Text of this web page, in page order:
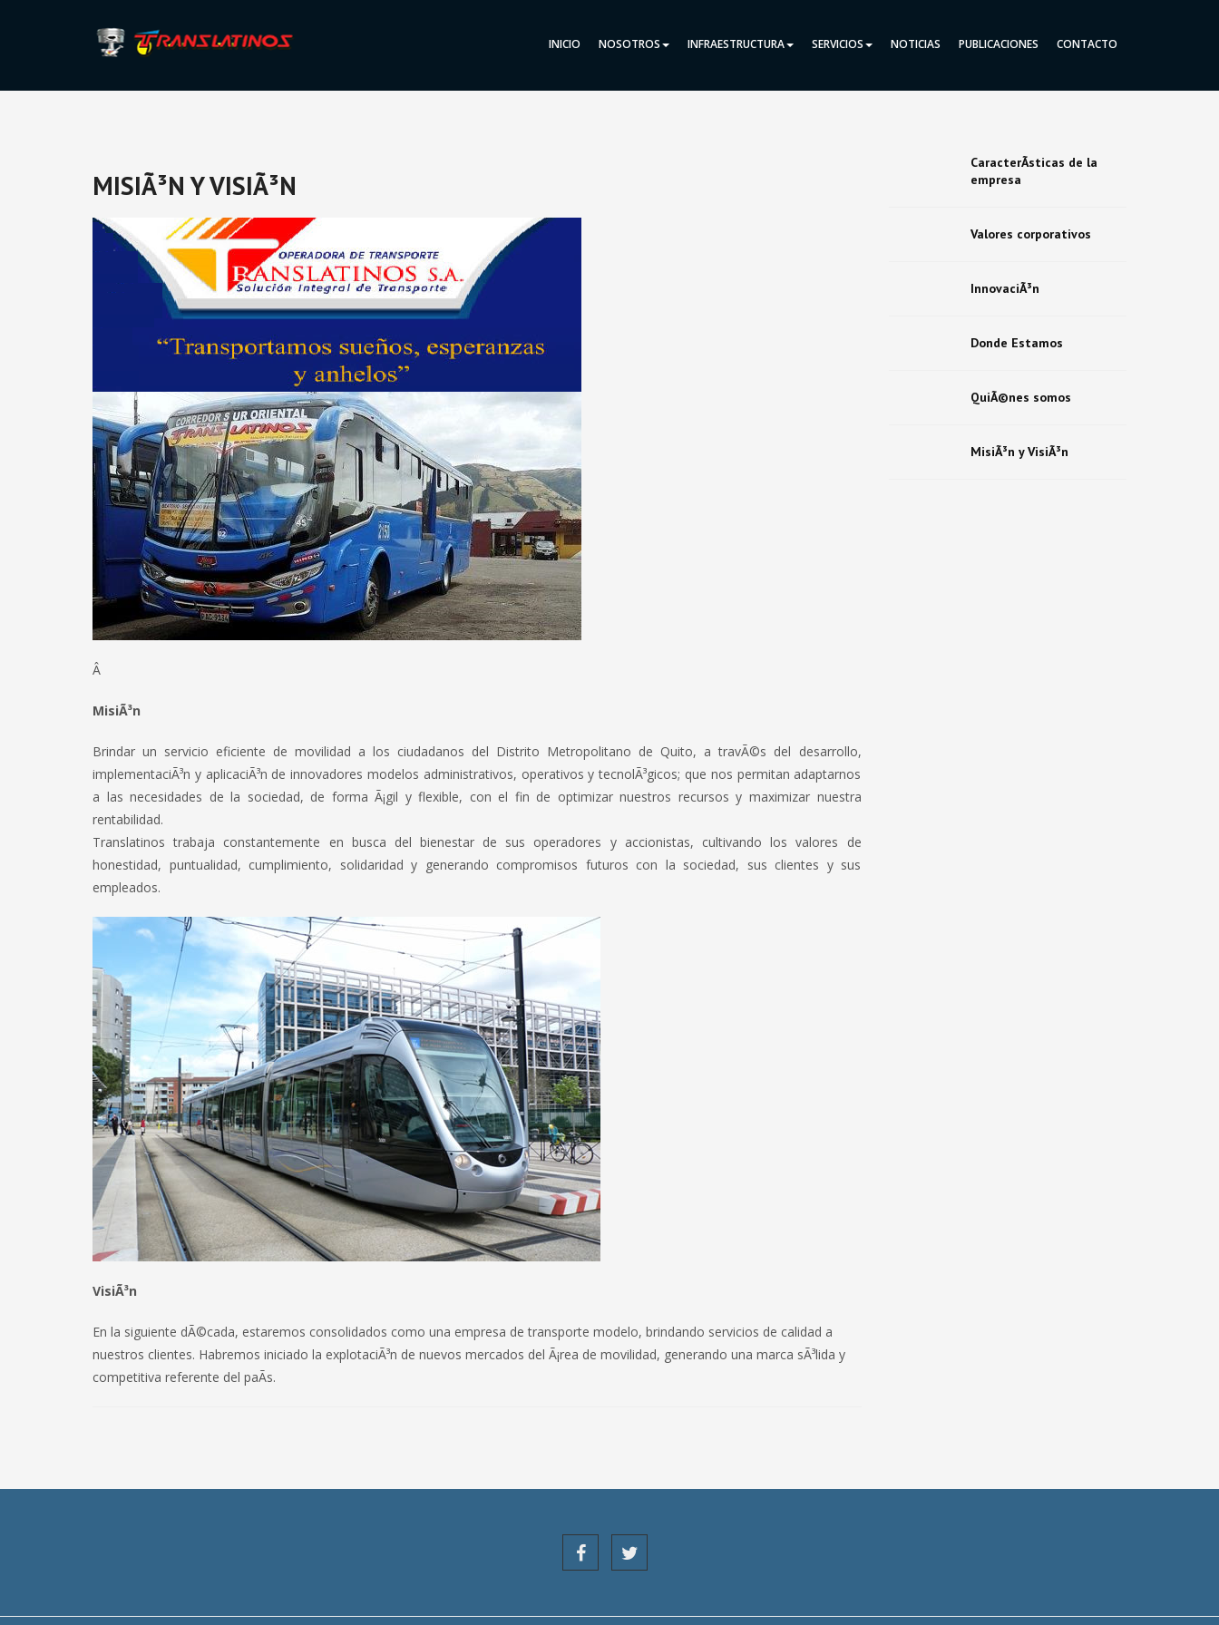
INICIO NOSOTROS INFRAESTRUCTURA SERVICIOS NOTICIAS PUBLICACIONES CONTACTO
MISIÃ³N Y VISIÃ³N
Â
MisiÃ³n
Brindar un servicio eficiente de movilidad a los ciudadanos del Distrito Metropolitano de Quito, a travÃ©s del desarrollo,
implementaciÃ³n y aplicaciÃ³n de innovadores modelos administrativos, operativos y tecnolÃ³gicos; que nos permitan adaptarnos
a las necesidades de la sociedad, de forma Ã¡gil y flexible, con el fin de optimizar nuestros recursos y maximizar nuestra
rentabilidad.
Translatinos trabaja constantemente en busca del bienestar de sus operadores y accionistas, cultivando los valores de
honestidad, puntualidad, cumplimiento, solidaridad y generando compromisos futuros con la sociedad, sus clientes y sus
empleados.
VisiÃ³n
En la siguiente dÃ©cada, estaremos consolidados como una empresa de transporte modelo, brindando servicios de calidad a
nuestros clientes. Habremos iniciado la explotaciÃ³n de nuevos mercados del Ã¡rea de movilidad, generando una marca sÃ³lida y
competitiva referente del paÃ­s.
CaracterÃ­sticas de la
empresa
Valores corporativos
InnovaciÃ³n
Donde Estamos
QuiÃ©nes somos
MisiÃ³n y VisiÃ³n